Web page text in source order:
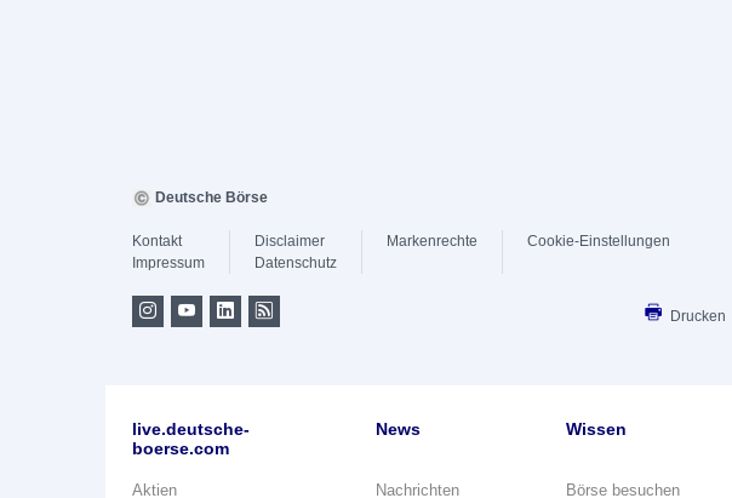
Deutsche Börse
Kontakt
Impressum
Disclaimer
Datenschutz
Markenrechte Cookie-Einstellungen
Drucken
live.deutsche-
boerse.com
Aktien
News
Nachrichten
Wissen
Börse besuchen